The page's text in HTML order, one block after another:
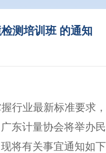
测培训班 的通知
行业最新标准要求 ，
广东计量协会将举办
现将有关事宜通知如下